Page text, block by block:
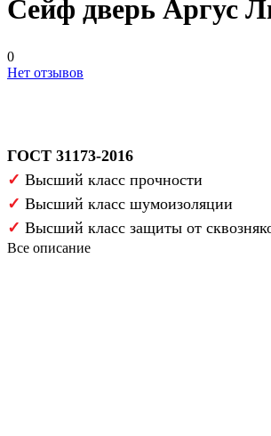
Сейф дверь Аргус
0
Нет отзывов
ГОСТ 31173-2016
✓ Высший класс прочности
✓ Высший класс шумоизоляции
✓ Высший класс защиты от
Все описание